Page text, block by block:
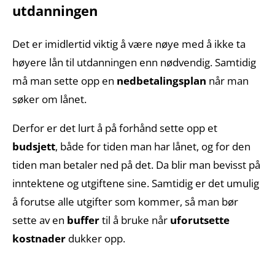
utdanningen
Det er imidlertid viktig å være nøye med å ikke ta
høyere lån til utdanningen enn nødvendig. Samtidig
må man sette opp en nedbetalingsplan når man
søker om lånet.
Derfor er det lurt å på forhånd sette opp et
budsjett, både for tiden man har lånet, og for den
tiden man betaler ned på det. Da blir man bevisst på
inntektene og utgiftene sine. Samtidig er det umulig
å forutse alle utgifter som kommer, så man bør
sette av en buffertil å bruke når uforutsette
kostnader dukker opp.